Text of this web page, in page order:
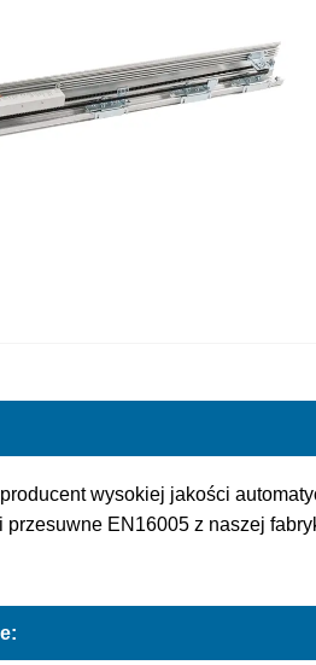
wysokiej jakości
przesuwne EN16005 z naszej